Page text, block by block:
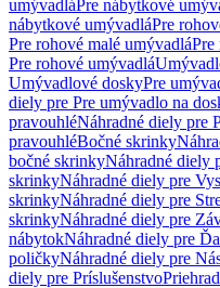
umývadláPre nábytkové
nábytkové umývadláPre
Pre rohové malé umývadláPre
Pre rohové umývadlá
Umývadlové doskyPre
diely pre Pre umývadlo na
pravouhléNáhradné diely pre
pravouhléBočné skrinky
bočné skrinkyNáhradné diely
skrinkyNáhradné diely pre
skrinkyNáhradné diely pre
skrinkyNáhradné diely pre
nábytokNáhradné diely pre
poličkyNáhradné diely pre
diely pre Príslušenstvo